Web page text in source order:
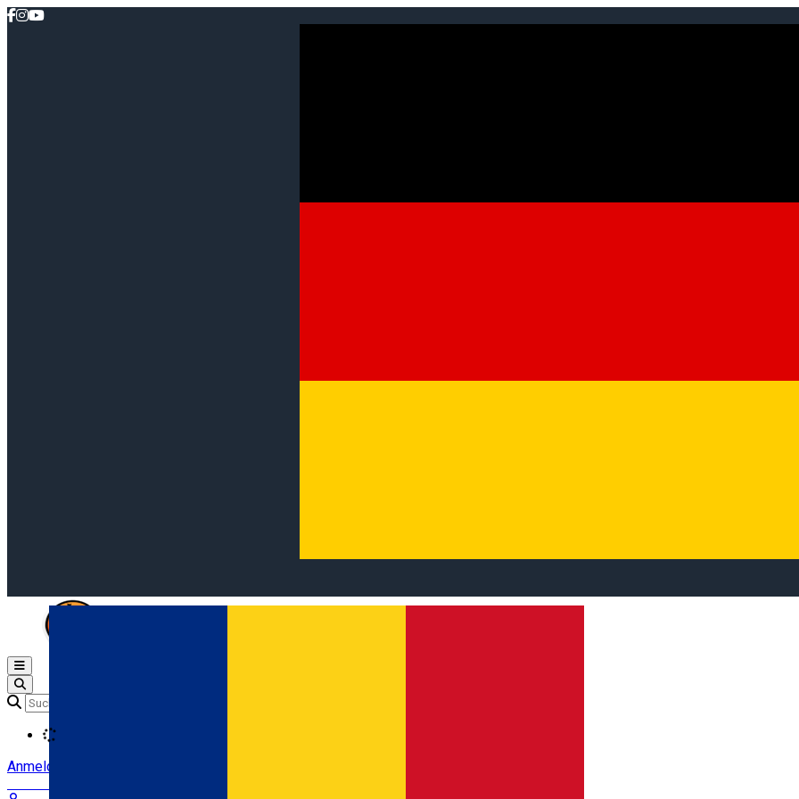
Open main menu
Anmeldung